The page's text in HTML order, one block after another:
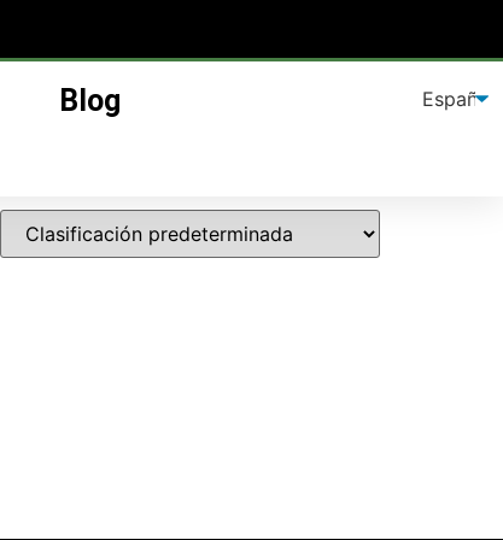
Blog